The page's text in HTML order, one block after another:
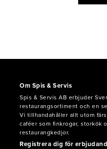
Om Spis & Servis
Spis & Servis AB erbjuder
restaurangsortiment och en
Vi tillhandahåller allt utom
caféer som finkrogar, storkök
restaurangkedjor.
Registrera dig för